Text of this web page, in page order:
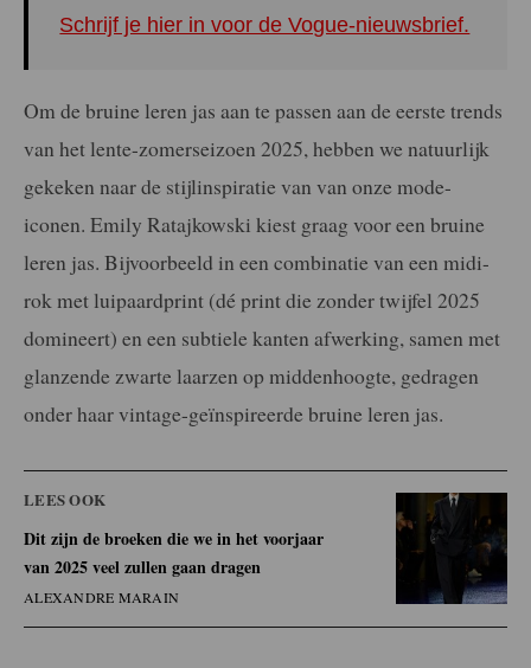
Schrijf je hier in voor de Vogue-nieuwsbrief.
Om de bruine leren jas aan te passen aan de eerste trends
van het lente-zomerseizoen 2025, hebben we natuurlijk
gekeken naar de stijlinspiratie van van onze mode-
iconen. Emily Ratajkowski kiest graag voor een bruine
leren jas. Bijvoorbeeld in een combinatie van een midi-
rok met luipaardprint (dé print die zonder twijfel 2025
domineert) en een subtiele kanten afwerking, samen met
glanzende zwarte laarzen op middenhoogte, gedragen
onder haar vintage-geïnspireerde bruine leren jas.
LEES OOK
Dit zijn de broeken die we in het voorjaar
van 2025 veel zullen gaan dragen
ALEXANDRE MARAIN